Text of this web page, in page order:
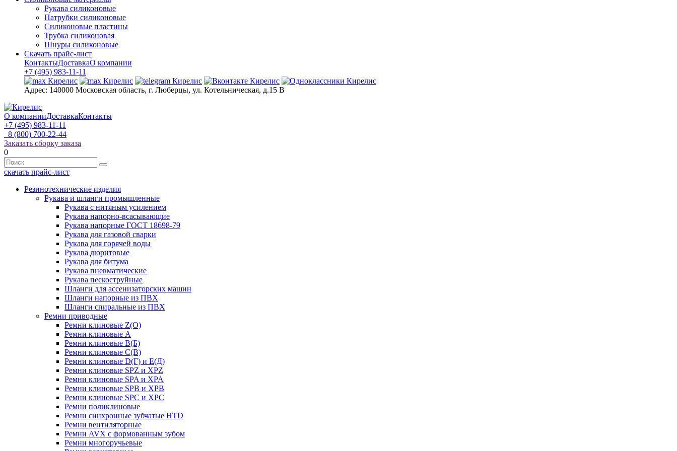
Рукава силиконовые
Патрубки силиконовые
Силиконовые пластины
Трубка силиконовая
Шнуры силиконовые
Скачать прайс-лист
КонтактыДоставкаО компании
+7 (495) 983-11-11
Адрес: 140000 Московская область, г. Люберцы, ул. Котельническая, д.15 В
О компанииДоставкаКонтакты
+7 (495) 983-11-11
8 (800) 700-22-44
Заказать сборку заказа
0
скачать прайс-лист
Резинотехнические изделия
Рукава и шланги промышленные
Рукава с нитяным усилением
Рукава напорно-всасывающие
Рукава напорные ГОСТ 18698-79
Рукава для газовой сварки
Рукава для горячей воды
Рукава дюритовые
Рукава для битума
Рукава пневматические
Рукава пескоструйные
Шланги для ассенизаторских машин
Шланги напорные из ПВХ
Шланги спиральные из ПВХ
Ремни приводные
Ремни клиновые Z(О)
Ремни клиновые А
Ремни клиновые В(Б)
Ремни клиновые С(В)
Ремни клиновые D(Г) и Е(Д)
Ремни клиновые SPZ и XPZ
Ремни клиновые SPA и XPA
Ремни клиновые SPB и XPB
Ремни клиновые SPC и XPC
Ремни поликлиновые
Ремни синхронные зубчатые HTD
Ремни вентиляторные
Ремни AVX с формованным зубом
Ремни многоручьевые